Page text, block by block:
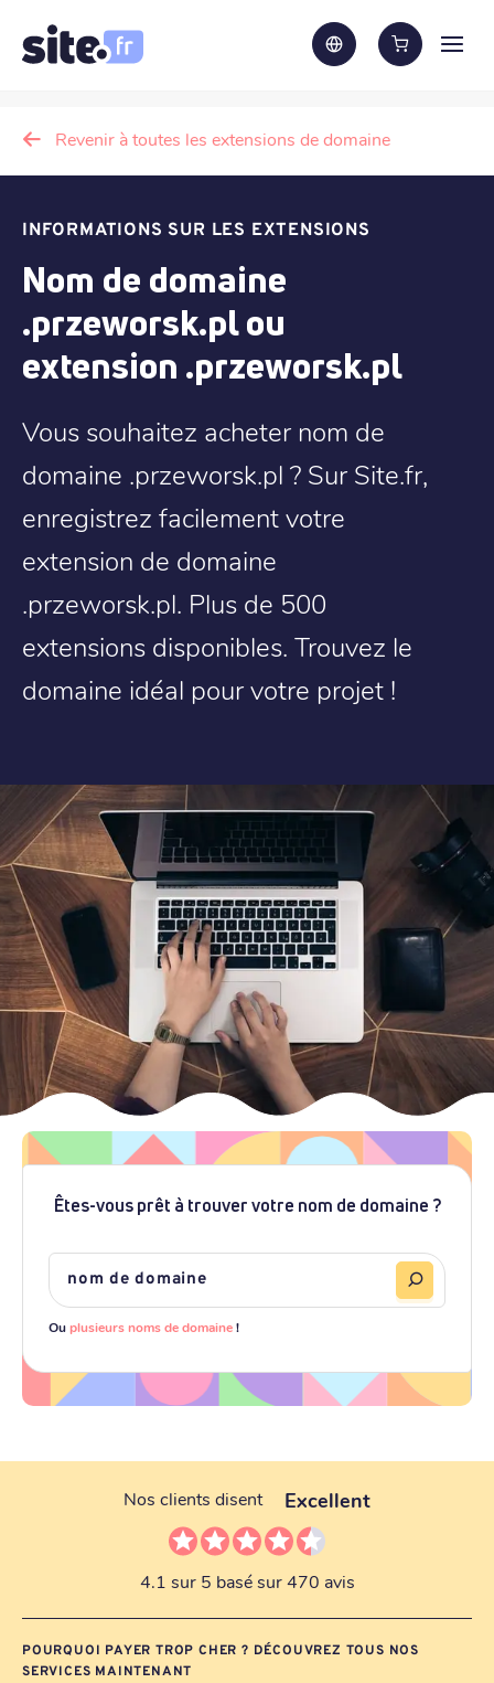
Revenir à toutes les extensions de domaine
INFORMATIONS SUR LES EXTENSIONS
Nom de domaine
.przeworsk.pl ou
extension .przeworsk.pl
Vous souhaitez acheter nom de
domaine .przeworsk.pl ? Sur Site.fr,
enregistrez facilement votre
extension de domaine
.przeworsk.pl. Plus de 500
extensions disponibles. Trouvez le
domaine idéal pour votre projet !
Êtes-vous prêt à trouver votre nom de domaine ?
Ouplusieurs noms de domaine!
Nos clients disent Excellent
4.1 sur 5 basé sur 470 avis
POURQUOI PAYER TROP CHER ? DÉCOUVREZ TOUS NOS
SERVICES MAINTENANT